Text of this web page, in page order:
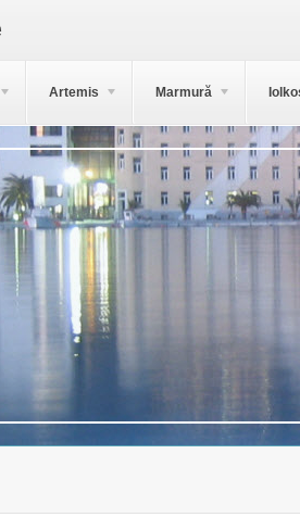
Artemis Marmură